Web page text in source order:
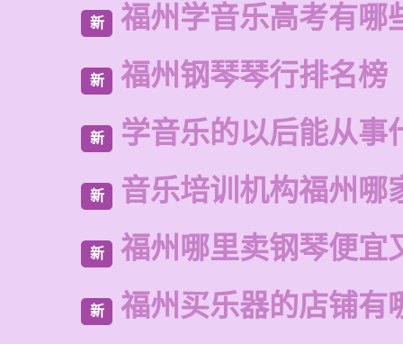
新 福州学音乐高考有哪
新 福州钢琴琴行排名榜
新 学音乐的以后能从事
新 音乐培训机构福州哪
新 福州哪里卖钢琴便宜
新 福州买乐器的店铺有